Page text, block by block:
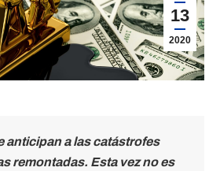
13
2020
anticipan a las catástrofes
remontadas. Esta vez no es